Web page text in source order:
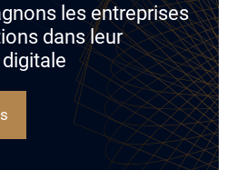
les entreprises
dans leur